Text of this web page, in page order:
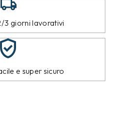
3 giorni lavorativi
e super sicuro